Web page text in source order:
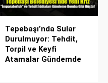
Tepebaşı’nda Sular
Durulmuyor: Tehdit,
Torpil ve Keyfi
Atamalar Gündemde